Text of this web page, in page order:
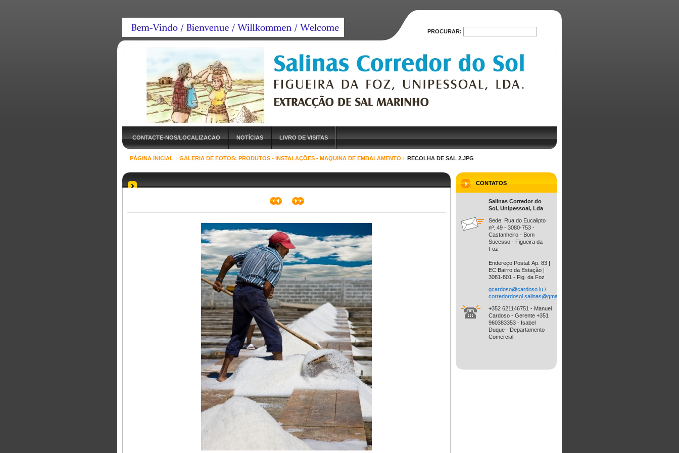
CONTACTE-NOS/LOCALIZACAO NOTÍCIAS LIVRO DE VISITAS
PÁGINA INICIAL GALERIA DE FOTOS: PRODUTOS - INSTALAÇÕES - MAQUINA DE EMBALAMENTO RECOLHA DE SAL 2.JPG
CONTATOS
Salinas Corredor do
Sol, Unipessoal, Lda
Sede: Rua do Eucalipto
nº. 49 - 3080-753 -
Castanheiro - Bom
Sucesso - Figueira da
Foz
Endereço Postal: Ap. 83 |
EC Bairro da Estação |
3081-801 - Fig. da Foz
gcardoso@cardoso.lu /
corredordosol.salinas@gmail.com
+352 621146751 - Manuel
Cardoso - Gerente +351
960383353 - Isabel
Duque - Departamento
Comercial
PROCURAR:
PROCURAR